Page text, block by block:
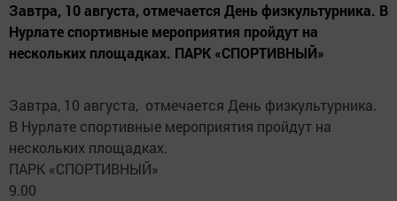
Завтра, 10 августа, отмечается День физкультурника. В
Нурлате спортивные мероприятия пройдут на
нескольких площадках. ПАРК «СПОРТИВНЫЙ»
Завтра, 10 августа, отмечается День физкультурника.
В Нурлате спортивные мероприятия пройдут на
нескольких площадках.
ПАРК «СПОРТИВНЫЙ»
9.00